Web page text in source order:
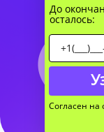
До
осталось:
Согласен на